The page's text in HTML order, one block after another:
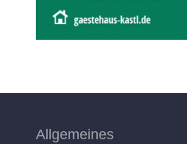
Allgemeines